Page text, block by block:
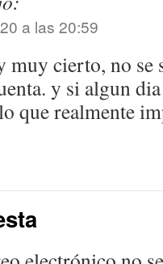
a las 20:59
muy cierto, no se
y si algun
que realmente